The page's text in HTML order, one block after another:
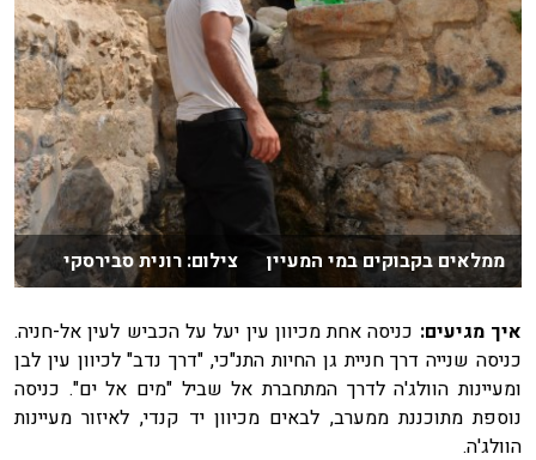
ממלאים בקבוקים במי המעיין צילום: רונית סבירסקי
איך מגיעים: כניסה אחת מכיוון עין יעל על הכביש לעין אל-חניה.
כניסה שנייה דרך חניית גן החיות התנ"כי, "דרך נדב" לכיוון עין לבן
ומעיינות הוולג'ה לדרך המתחברת אל שביל "מים אל ים". כניסה
נוספת מתוכננת ממערב, לבאים מכיוון יד קנדי, לאיזור מעיינות
הוולג'ה.